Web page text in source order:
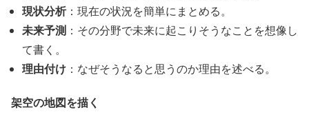
現状分析：現在の状況を簡単にまとめる。
未来予測 ：その分野で未来に起こりそうなことを想像し
て書く。
理由付け ：なぜそうなると思うのか理由を述べる。
架空の地図を描く